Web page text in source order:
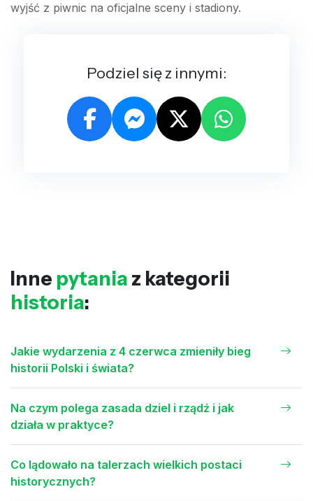
wyjść z piwnic na oficjalne sceny i stadiony.
Podziel się z innymi:
Inne pytania z kategorii
historia:
Jakie wydarzenia z 4 czerwca zmieniły bieg
historii Polski i świata?
Na czym polega zasada dziel i rządź i jak
działa w praktyce?
Co lądowało na talerzach wielkich postaci
historycznych?